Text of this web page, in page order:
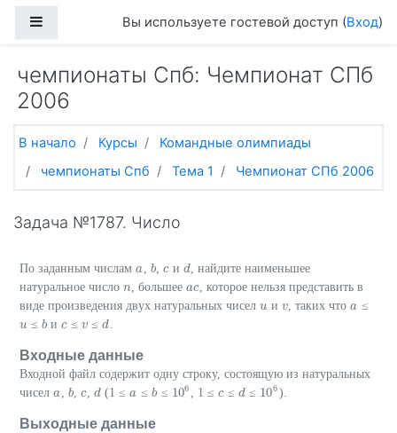
Боковая панельВы используете гостевой доступ (Вход)
чемпионаты Спб: Чемпионат СПб
2006
В начало Курсы
Командные олимпиады
чемпионаты Спб
Тема 1 Чемпионат СПб 2006
Задача №1787. Число
По заданным числам a
a , b
b,c
cи d
d, найдите наименьшее
натуральное число n
n , большееac
ac, которое нельзя представить в
виде произведения двух натуральных чисел u
u и v
v, таких чтоa
a ≤
u
u ≤ b
bиc
c≤ v
v ≤d
d.
Входные данные
Входной файл содержит одну строку, состоящую из натуральных
чисел a
a , b
b,c
c, d
d (1 ≤a
a ≤ b
b≤ 106
106 , 1 ≤c
c≤ d
d ≤ 106
106).
Выходные данные